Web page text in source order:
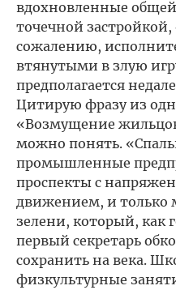
вдохновленные общей
точечной застройкой,
сожалению,
втянутыми в злую
предполагается
Цитирую фразу из
«Возмущение
можно понять.
промышленные
проспекты с
движением, и
зелени, который, как
первый секретарь
сохранить на века.
физкультурные